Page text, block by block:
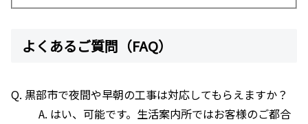
よくあるご質問（FAQ）
Q. 黒部市で夜間や早朝の工事は対応してもらえますか？
A. はい、可能です。生活案内所ではお客様のご都合